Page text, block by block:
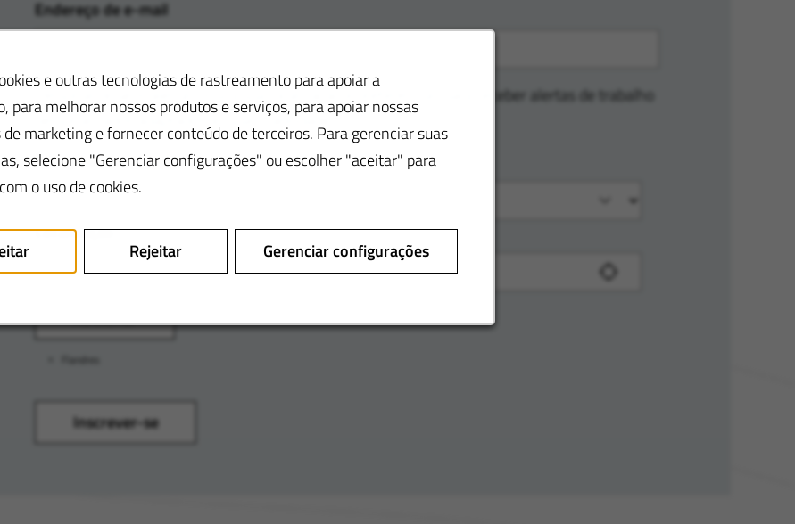
e outras tecnologias de rastreamento para apoiar a
para melhorar nossos produtos e serviços, para apoiar nossas
marketing e fornecer conteúdo de terceiros. Para gerenciar suas
selecione "Gerenciar configurações" ou escolher "aceitar" para
o uso de cookies.
Rejeitar Gerenciar configurações
Endereço de e-mail
Personalize seus alertas. Insira sua localização e preferências para receber alertas de trabalho
personalizados adaptados às suas habilidades.
Categoria de emprego
Localização
Adicionar
Flandres
Inscrever-se